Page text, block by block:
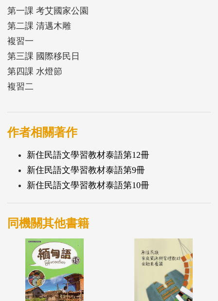
第一課 考艾國家公園
第二課 清邁木雕
複習一
第三課 國際移民日
第四課 水燈節
複習二
作者相關著作
新住民語文學習教材泰語第12冊
新住民語文學習教材泰語第9冊
新住民語文學習教材泰語第10冊
同機關其他書籍